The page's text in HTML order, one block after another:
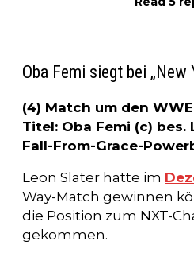
Oba Femi siegt bei „New
(4) Match um den
Titel: Oba Femi (c)
Fall-From-Grace-
Leon Slater hatte im
Way-Match gewinnen
die Position zum NXT-
gekommen.